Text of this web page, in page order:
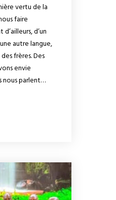
vertu de la
faire
d’un
autre langue,
frères. Des
envie
nous parlent…